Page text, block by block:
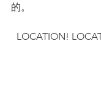
的。
LOCATION!